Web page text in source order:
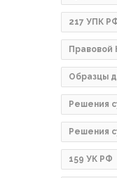
217 УПК
Правовой
Образцы
Решения
Решения
159 УК РФ